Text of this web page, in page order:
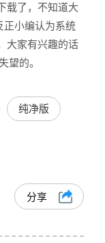
了，不知道大
正小编认为系统
大家有兴趣的话
望的。
纯净版
分享